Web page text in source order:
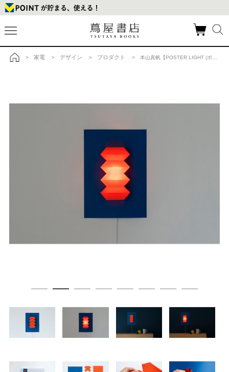
> 家電 > デザイン > プロダクト > 本山真帆【POSTER LIGHT (ポスターライト) 】GIZAの商品詳細